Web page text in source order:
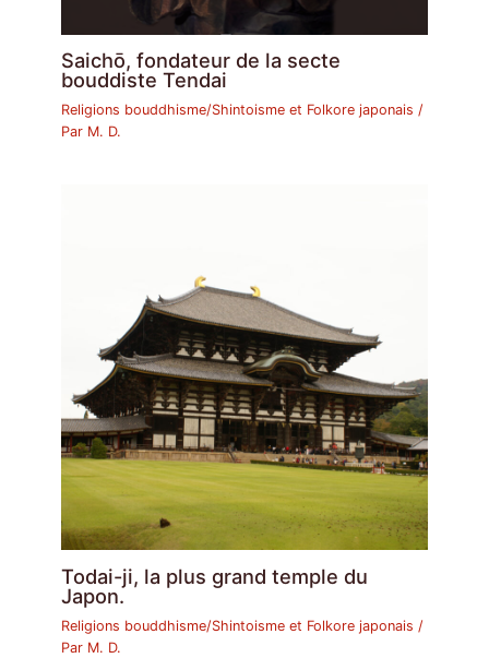
Saichō, fondateur de la secte
bouddiste Tendai
Religions bouddhisme/Shintoisme et Folkore japonais /
Par M. D.
Todai-ji, la plus grand temple du
Japon.
Religions bouddhisme/Shintoisme et Folkore japonais /
Par M. D.